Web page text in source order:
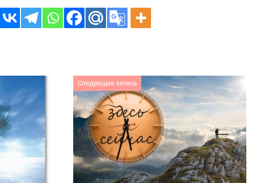
Следующая запись